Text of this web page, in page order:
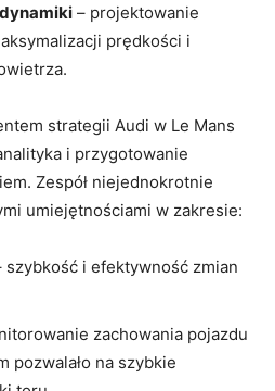
– projektowanie
prędkości i
strategii Audi w Le Mans
i przygotowanie
Zespół niejednokrotnie
umiejętnościami w zakresie:
szybkość i efektywność zmian
zachowania pojazdu
pozwalało na szybkie